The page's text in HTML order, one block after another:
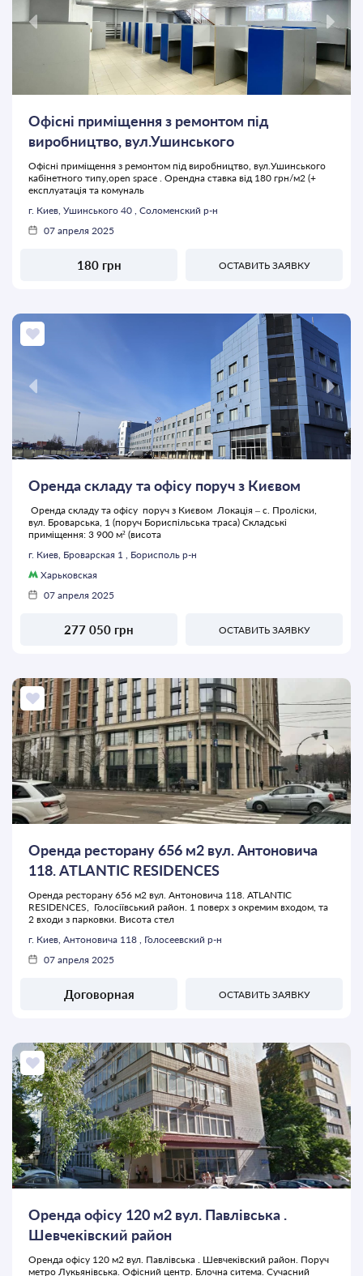
Офісні приміщення з ремонтом під
виробництво, вул.Ушинського
Офісні приміщення з ремонтом під виробництво, вул.Ушинського
кабінетного типу,open space . Орендна ставка від 180 грн/м2 (+
експлуатація та комуналь
г. Киев, Ушинського 40 , Соломенский р-н
07 апреля 2025
180 грн ОСТАВИТЬ ЗАЯВКУ
Оренда складу та офісу поруч з Києвом
Оренда складу та офісу поруч з Києвом Локація – с. Проліски,
вул. Броварська, 1 (поруч Бориспільська траса) Складcькі
приміщення: 3 900 м² (висота
г. Киев, Броварская 1 , Борисполь р-н
Харьковская
07 апреля 2025
277 050 грн ОСТАВИТЬ ЗАЯВКУ
Оренда ресторану 656 м2 вул. Антоновича
118. ATLANTIC RESIDENCES
Оренда ресторану 656 м2 вул. Антоновича 118. ATLANTIC
RESIDENCES, Голосіївський район. 1 поверх з окремим входом, та
2 входи з парковки. Висота стел
г. Киев, Антоновича 118 , Голосеевский р-н
07 апреля 2025
Договорная ОСТАВИТЬ ЗАЯВКУ
Оренда офісу 120 м2 вул. Павлівська .
Шевчеківский район
Оренда офісу 120 м2 вул. Павлівська . Шевчеківский район. Поруч
метро Лукьянівська. Офісний центр. Блочна ситема. Сучасний